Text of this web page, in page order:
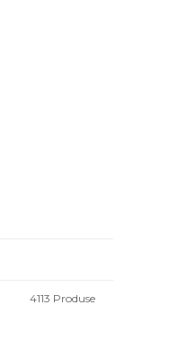
4113 Produse